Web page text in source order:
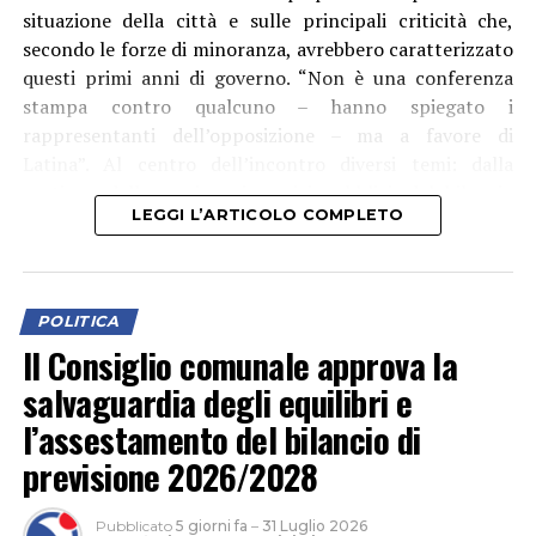
situazione della città e sulle principali criticità che,
secondo le forze di minoranza, avrebbero caratterizzato
questi primi anni di governo. “Non è una conferenza
stampa contro qualcuno – hanno spiegato i
rappresentanti dell’opposizione – ma a favore di
gestione della marina ai servizi pubblici, dal bilancio
comunale ai trasporti, passando per ABC, emergenza
opposizione, il problema principale sarebbe “un’assenza
di programmazione” e una gestione basata più sugli
annunci che sui risultati concreti. Una critica che,
secondo i consiglieri, sarebbe emersa in modo
particolare durante l’estate, con riferimento alla
gestione degli eventi, dei servizi sul litorale e della
sicurezza.
LEGGI L’ARTICOLO COMPLETO
POLITICA
Il Consiglio comunale approva la
salvaguardia degli equilibri e
l’assestamento del bilancio di
previsione 2026/2028
Pubblicato 5 giorni fa – 31 Luglio 2026